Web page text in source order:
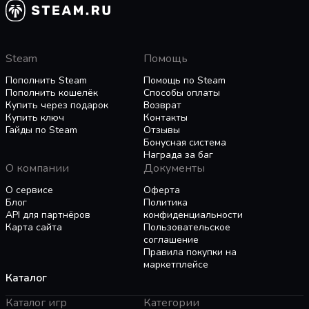
Революционный режим сетевой игры на 32
динамичных сетевых кампаний. Примите
сторону людей или нежити и выберите одного
из пяти персонажей, принадлежащих
различным классам.
Оплатите заказ через СБП, карту РФ/МИР, USDT,
После принятия игра появится в библиотеке Steam.
Актуальная стоимость и оплата
Итоговая сумма отображается перед оплатой. Оплата
Почему важен регион Steam-аккаунта
Steam Gift должен подходить к региону аккаунта.
Гарантии, возвраты, поддержка
После отправки цифрового Steam Gift возврат
Похожие игры кластера
Steam
Пополнить Steam
Пополнить кошелёк
Купить через подарок
Купить ключ
Гайды по Steam
Помощь
Помощь по Steam
Способы оплаты
Возврат
Контакты
Отзывы
Бонусная система
Награда за баг
О компании
О сервисе
Блог
API для партнёров
Карта сайта
Документы
Оферта
Политика
конфиденциальности
Пользовательское
соглашение
Правила покупки на
маркетплейсе
Каталог
Каталог игр
Категории